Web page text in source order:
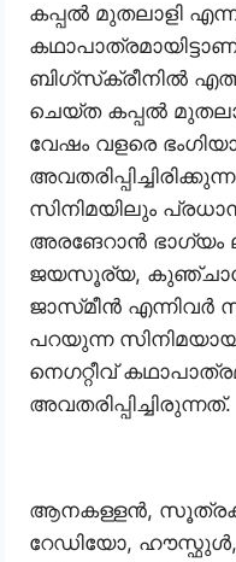
കപ്പൽ മുതലാളി
ബിഗ്സ്‌ക്രീനിൽ
ചെയ്ത കപ്പൽ
വേഷം വളരെ
സിനിമയിലും
അരങേറാൻ ഭാഗ്യം
ജയസൂര്യ,
ജാസ്‌മീൻ
പറയുന്ന
നെഗറ്റീവ്
അവതരിപ്പിച്ചിരുന്നത്.
ആനകള്ളൻ,
റേഡിയോ, ഹൗസ്ഫുൾ,